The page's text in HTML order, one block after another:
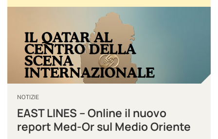
NOTIZIE
EAST LINES – Online il nuovo
report Med-Or sul Medio Oriente